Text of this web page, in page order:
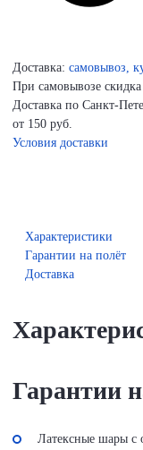
Доставка: самовывоз,
При самовывозе
Доставка по Санкт-
от 150 руб.
Условия доставки
Характеристики
Гарантии на полёт
Доставка
Гарантии
Латексные шары с